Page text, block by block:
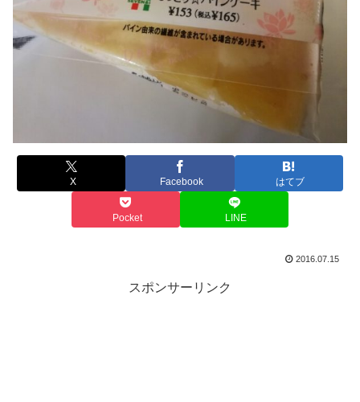
X Facebook はてブ
Pocket LINE
2016.07.15
スポンサーリンク